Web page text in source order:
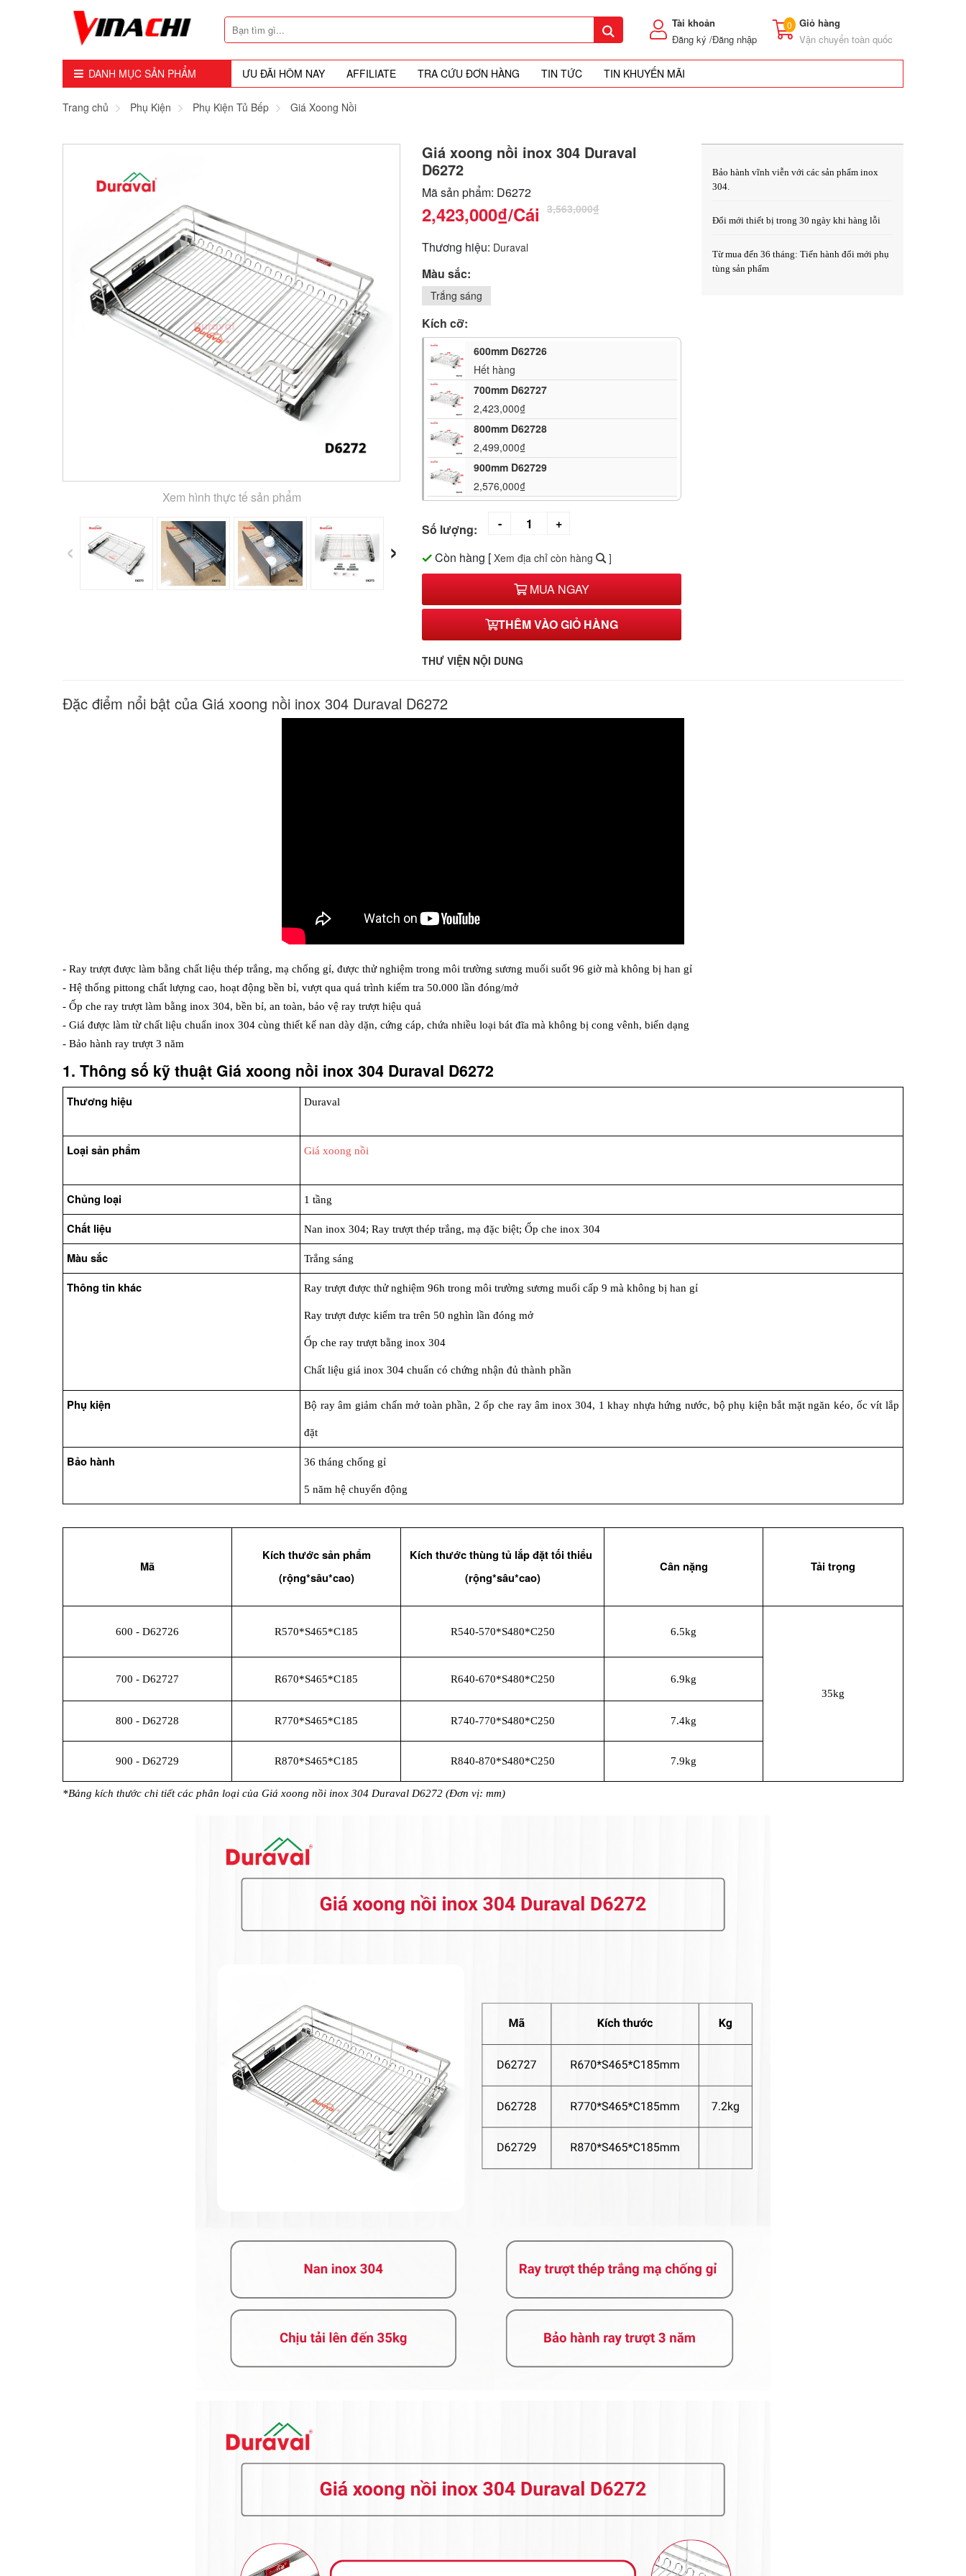
Tài khoản
Đăng ký /Đăng nhập
0
Giỏ hàng
Vận chuyển toàn quốc
DANH MỤC SẢN PHẨM ƯU ĐÃI HÔM NAY AFFILIATE TRA CỨU ĐƠN HÀNG TIN TỨC TIN KHUYẾN MÃI
Dụng Cụ - Công Cụ
Máy Cầm Tay
Máy Chế Biến Gỗ
Thiết bị Dùng Hơi
Vật Tư Tiêu Hao
Khóa - Phụ Kiện Cửa
Trang chủ Phụ Kiện Phụ Kiện Tủ Bếp Giá Xoong Nồi
Xem hình thực tế sản phẩm
‹ ›
Giá xoong nồi inox 304 Duraval
D6272
Mã sản phẩm: D6272
2,423,000₫/Cái 3,563,000₫
Thương hiệu: Duraval
Màu sắc:
Trắng sáng
Kích cỡ:
600mm D62726
Hết hàng
700mm D62727
2,423,000₫
800mm D62728
2,499,000₫
900mm D62729
2,576,000₫
Số lượng:
Còn hàng [ Xem địa chỉ còn hàng ]
MUA NGAY
THÊM VÀO GIỎ HÀNG
THƯ VIỆN NỘI DUNG
Bảo hành vĩnh viễn với các sản phẩm inox
304.
Đổi mới thiết bị trong 30 ngày khi hàng lỗi
Từ mua đến 36 tháng: Tiến hành đổi mới phụ
tùng sản phẩm
Đặc điểm nổi bật của Giá xoong nồi inox 304 Duraval D6272
- Ray trượt được làm bằng chất liệu thép trắng, mạ chống gỉ, được thử nghiệm trong môi trường sương muối suốt 96 giờ mà không bị han gỉ
- Hệ thống pittong chất lượng cao, hoạt động bền bỉ, vượt qua quá trình kiểm tra 50.000 lần đóng/mở
- Ốp che ray trượt làm bằng inox 304, bền bỉ, an toàn, bảo vệ ray trượt hiệu quả
- Giá được làm từ chất liệu chuẩn inox 304 cùng thiết kế nan dày dặn, cứng cáp, chứa nhiều loại bát đĩa mà không bị cong vênh, biến dạng
- Bảo hành ray trượt 3 năm
1. Thông số kỹ thuật Giá xoong nồi inox 304 Duraval D6272
Thương hiệu Duraval
Loại sản phẩm Giá xoong nồi
Chủng loại 1 tầng
Chất liệu Nan inox 304; Ray trượt thép trắng, mạ đặc biệt; Ốp che inox 304
Màu sắc Trắng sáng
Thông tin khác Ray trượt được thử nghiệm 96h trong môi trường sương muối cấp 9 mà không bị han gỉ
Ray trượt được kiểm tra trên 50 nghìn lần đóng mở
Ốp che ray trượt bằng inox 304
Chất liệu giá inox 304 chuẩn có chứng nhận đủ thành phần
Phụ kiện Bộ ray âm giảm chấn mở toàn phần, 2 ốp che ray âm inox 304, 1 khay nhựa hứng nước, bộ phụ kiện bắt mặt ngăn kéo, ốc vít lắp
đặt
Bảo hành 36 tháng chống gỉ
5 năm hệ chuyển động
Mã
Kích thước sản phẩm
(rộng*sâu*cao)
Kích thước thùng tủ lắp đặt tối thiểu
(rộng*sâu*cao)
Cân nặng Tải trọng
600 - D62726 R570*S465*C185 R540-570*S480*C250 6.5kg
35kg
700 - D62727 R670*S465*C185 R640-670*S480*C250 6.9kg
800 - D62728 R770*S465*C185 R740-770*S480*C250 7.4kg
900 - D62729 R870*S465*C185 R840-870*S480*C250 7.9kg
*Bảng kích thước chi tiết các phân loại của Giá xoong nồi inox 304 Duraval D6272 (Đơn vị: mm)